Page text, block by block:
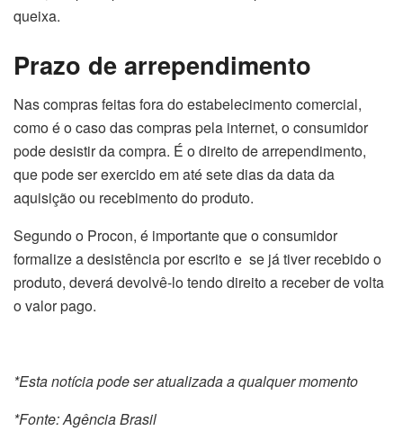
queixa.
Prazo de arrependimento
Nas compras feitas fora do estabelecimento comercial,
como é o caso das compras pela internet, o consumidor
pode desistir da compra. É o direito de arrependimento,
que pode ser exercido em até sete dias da data da
aquisição ou recebimento do produto.
Segundo o Procon, é importante que o consumidor
formalize a desistência por escrito e se já tiver recebido o
produto, deverá devolvê-lo tendo direito a receber de volta
o valor pago.
*Esta notícia pode ser atualizada a qualquer momento
*Fonte: Agência Brasil